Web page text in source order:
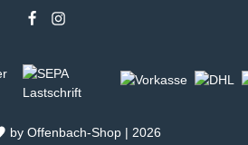
by Offenbach-Shop | 2026